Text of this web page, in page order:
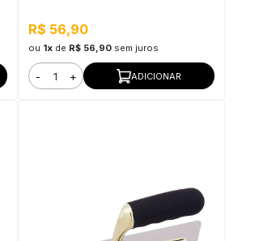
R$ 56,90
ou 1xde R$ 56,90 sem juros
- + ADICIONAR